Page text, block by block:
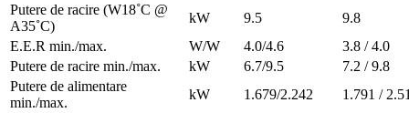
Putere de racire (W18˚C @
A35˚C)
kW 9.5
9.8
E.E.R min./max.
W/W 4.0/4.6
3.8 / 4.0
Putere de racire min./max.
kW 6.7/9.5
7.2 / 9.8
Putere de alimentare
min./max.
kW 1.679/2.242
1.791 /